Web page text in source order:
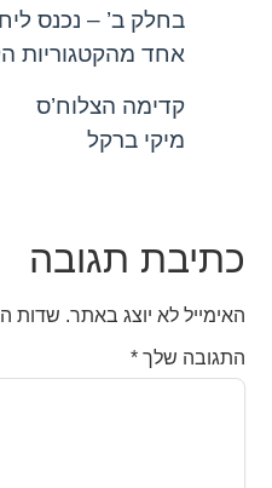
אחד מהקטגוריות
קדימה הצלוח’ס
מיקי ברקל
כתיבת תגובה
האימייל לא יוצג באתר. שדות
התגובה שלך*